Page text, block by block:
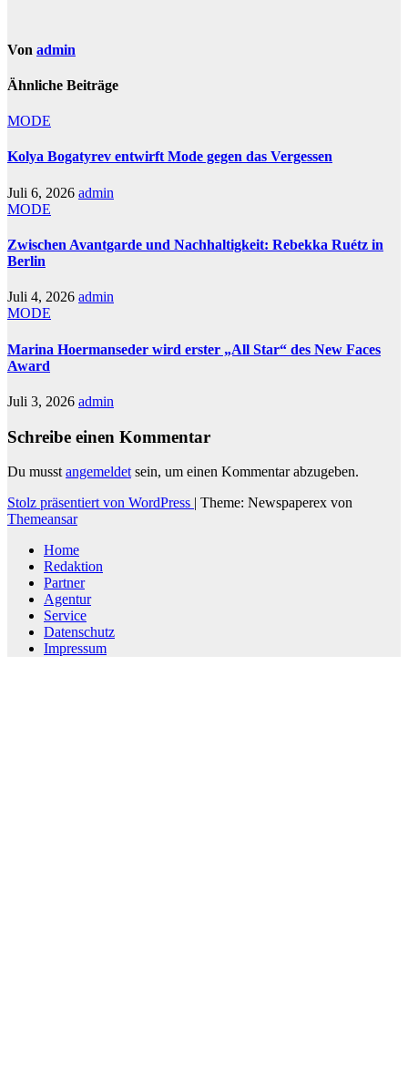
Von admin
Ähnliche Beiträge
MODE
Kolya Bogatyrev entwirft Mode gegen das Vergessen
Juli 6, 2026 admin
MODE
Zwischen Avantgarde und Nachhaltigkeit: Rebekka Ruétz in
Berlin
Juli 4, 2026 admin
MODE
Marina Hoermanseder wird erster „All Star“ des New Faces
Award
Juli 3, 2026 admin
Schreibe einen Kommentar
Du musst angemeldet sein, um einen Kommentar abzugeben.
Stolz präsentiert von WordPress | Theme: Newspaperex von
Themeansar
Home
Redaktion
Partner
Agentur
Service
Datenschutz
Impressum